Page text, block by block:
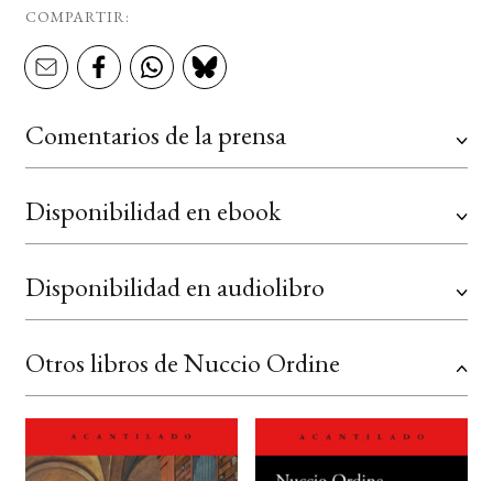
COMPARTIR:
Comentarios de la prensa
Disponibilidad en ebook
Disponibilidad en audiolibro
Otros libros de Nuccio Ordine